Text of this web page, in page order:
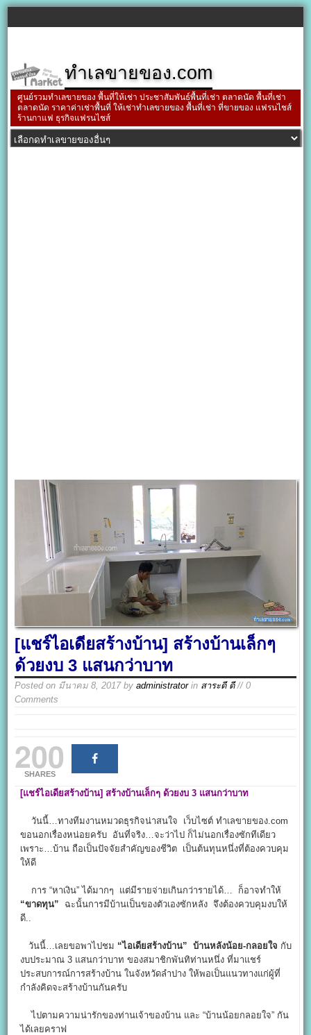
ทำเลขายของ.com
ศูนย์รวมทำเลขายของ พื้นที่ให้เช่า ประชาสัมพันธ์พื้นที่เช่า ตลาดนัด พื้นที่เช่า
ตลาดนัด ราคาค่าเช่าพื้นที่ ให้เช่าทำเลขายของ พื้นที่เช่า ที่ขายของ แฟรนไชส์
ร้านกาแฟ ธุรกิจแฟรนไชส์
[แชร์ไอเดียสร้างบ้าน] สร้างบ้านเล็กๆ
ด้วยงบ 3 แสนกว่าบาท
Posted on มีนาคม 8, 2017byadministratorin สาระดี ดี// 0
Comments
200
SHARES
[แชร์ไอเดียสร้างบ้าน]สร้างบ้านเล็กๆ ด้วยงบ 3 แสนกว่าบาท
วันนี้…ทางทีมงานหมวดธุรกิจน่าสนใจ เว็บไซต์ ทำเลขายของ.com
ขอนอกเรื่องหน่อยครับ อันที่จริง…จะว่าไป ก็ไม่นอกเรื่องซักทีเดียว
เพราะ…บ้าน ถือเป็นปัจจัยสำคัญของชีวิต เป็นต้นทุนหนึ่งที่ต้องควบคุม
ให้ดี
การ “หาเงิน” ได้มากๆ แต่มีรายจ่ายเกินกว่ารายได้… ก็อาจทำให้
“ขาดทุน” ฉะนั้นการมีบ้านเป็นของตัวเองซักหลัง จึงต้องควบคุมงบให้
ดี..
วันนี้…เลยขอพาไปชม “ไอเดียสร้างบ้าน” บ้านหลังน้อย-กลอยใจ กับ
งบประมาณ 3 แสนกว่าบาท ของสมาชิกพันทิท่านหนึ่ง ที่มาแชร์
ประสบการณ์การสร้างบ้าน ในจังหวัดลำปาง ให้พอเป็นแนวทางแก่ผู้ที่
กำลังคิดจะสร้างบ้านกันครับ
ไปตามความน่ารักของท่านเจ้าของบ้าน และ “บ้านน้อยกลอยใจ” กัน
ได้เลยคราฟ